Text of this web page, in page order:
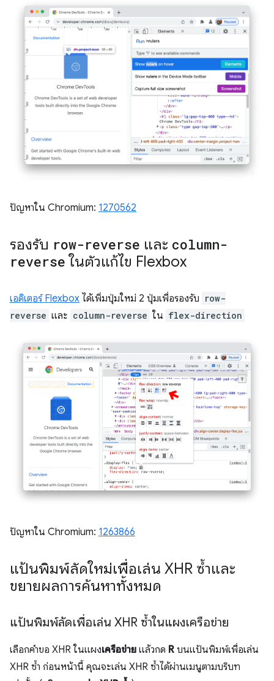
ปัญหาใน Chromium: 1270562
รองรับ row-reverse และ column-
reverse ในตัวแก้ไข Flexbox
เอดิเตอร์ Flexbox ได้เพิ่มปุ่มใหม่ 2 ปุ่มเพื่อรองรับ row-
reverse และ column-reverse ใน flex-direction
ปัญหาใน Chromium: 1263866
แป้นพิมพ์ลัดใหม่เพื่อเล่น XHR ซ้ำและ
ขยายผลการค้นหาทั้งหมด
แป้นพิมพ์ลัดเพื่อเล่น XHR ซ้ำในแผงเครือข่าย
เลือกคำขอ XHR ในแผงเครือข่าย แล้วกด R บนแป้นพิมพ์เพื่อเล่น
XHR ซ้ำ ก่อนหน้านี้ คุณจะเล่น XHR ซ้ำได้ผ่านเมนูตามบริบท